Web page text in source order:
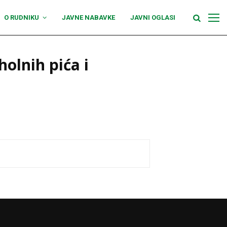
O RUDNIKU JAVNE NABAVKE JAVNI OGLASI
pića i